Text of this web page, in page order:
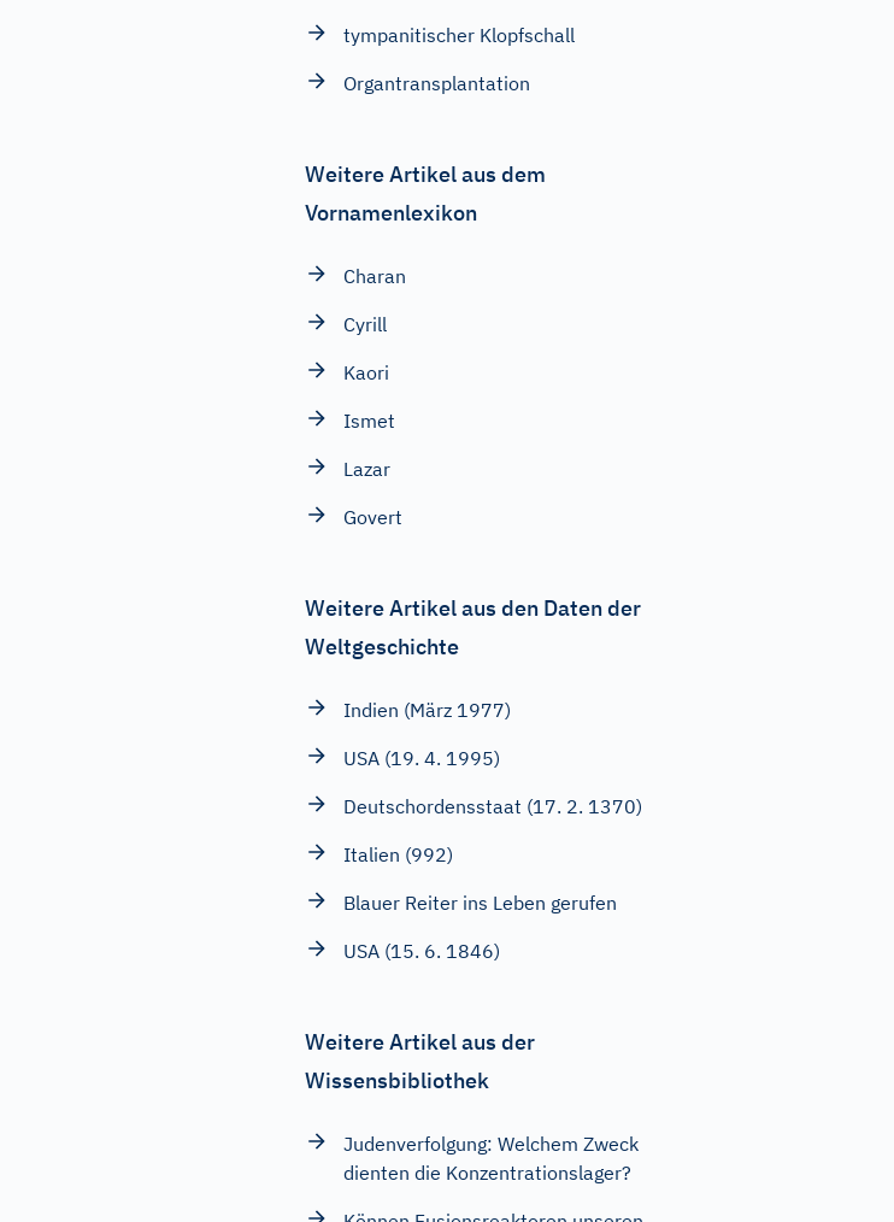
tympanitischer Klopfschall
Organtransplantation
Weitere Artikel aus dem
Vornamenlexikon
Charan
Cyrill
Kaori
Ismet
Lazar
Govert
Weitere Artikel aus den Daten der
Weltgeschichte
Indien (März 1977)
USA (19. 4. 1995)
Deutschordensstaat (17. 2. 1370)
Italien (992)
Blauer Reiter ins Leben gerufen
USA (15. 6. 1846)
Weitere Artikel aus der
Wissensbibliothek
Judenverfolgung: Welchem Zweck
dienten die Konzentrationslager?